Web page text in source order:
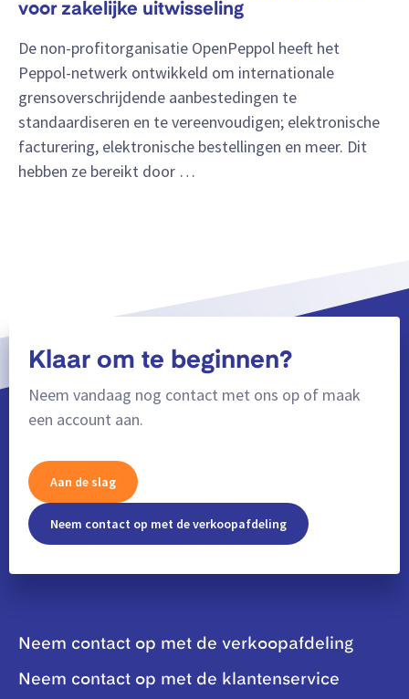
voor zakelijke uitwisseling
De non-profitorganisatie OpenPeppol heeft het
Peppol-netwerk ontwikkeld om internationale
grensoverschrijdende aanbestedingen te
standaardiseren en te vereenvoudigen; elektronische
facturering, elektronische bestellingen en meer. Dit
hebben ze bereikt door …
Klaar om te beginnen?
Neem vandaag nog contact met ons op of maak
een account aan.
Aan de slag
Neem contact op met de verkoopafdeling
Neem contact op met de verkoopafdeling
Neem contact op met de klantenservice